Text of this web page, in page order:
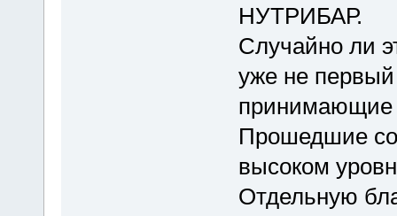
НУТРИБАР.
Случайно ли
уже не первый
принимающие
Прошедшие
высоком
Отдельную